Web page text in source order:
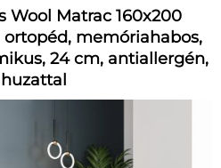
Wool Matrac 160x200
memóriahabos,
24 cm, antiallergén,